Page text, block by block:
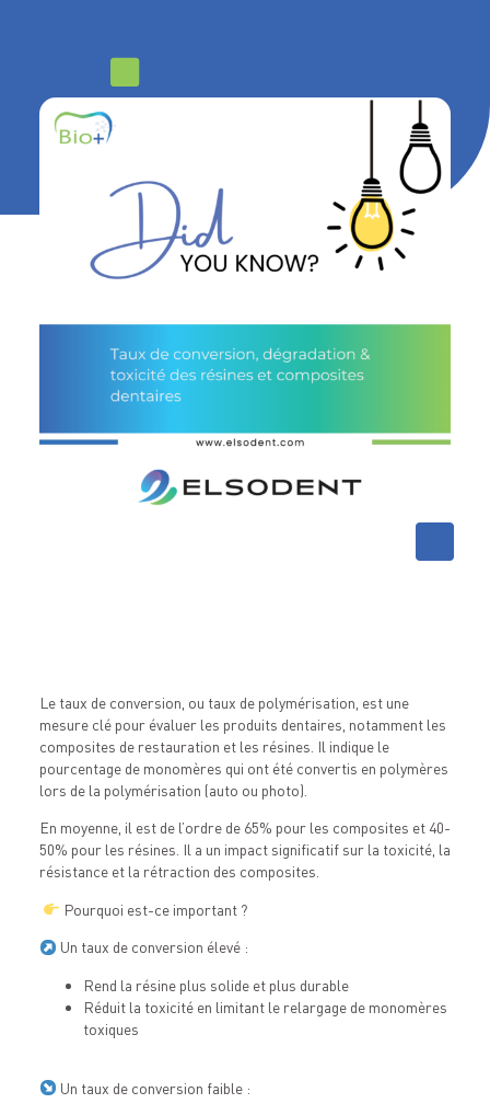
Le taux de conversion, ou taux de polymérisation, est une
mesure clé pour évaluer les produits dentaires, notamment les
composites de restauration et les résines. Il indique le
pourcentage de monomères qui ont été convertis en polymères
lors de la polymérisation (auto ou photo).
En moyenne, il est de l’ordre de 65% pour les composites et 40-
50% pour les résines. Il a un impact significatif sur la toxicité, la
résistance et la rétraction des composites.
Pourquoi est-ce important ?
Un taux de conversion élevé :
Rend la résine plus solide et plus durable
Réduit la toxicité en limitant le relargage de monomères
toxiques
Un taux de conversion faible :